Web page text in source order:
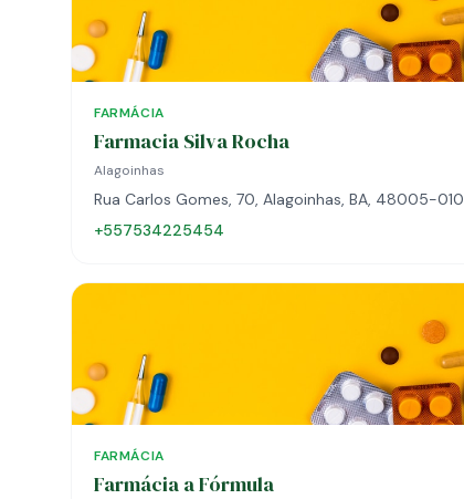
FARMÁCIA
Farmacia Silva Rocha
Alagoinhas
Rua Carlos Gomes, 70, Alagoinhas, BA, 48005-010
+557534225454
FARMÁCIA
Farmácia a Fórmula